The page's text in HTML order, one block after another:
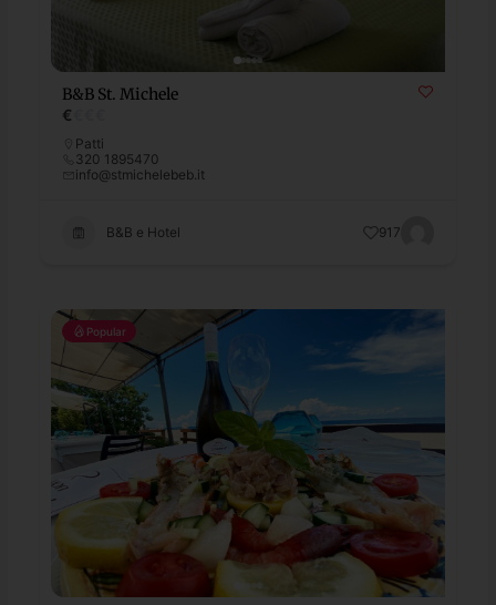
B&B St. Michele
€
Patti
320 1895470
info@stmichelebeb.it
B&B e Hotel 917
Popular